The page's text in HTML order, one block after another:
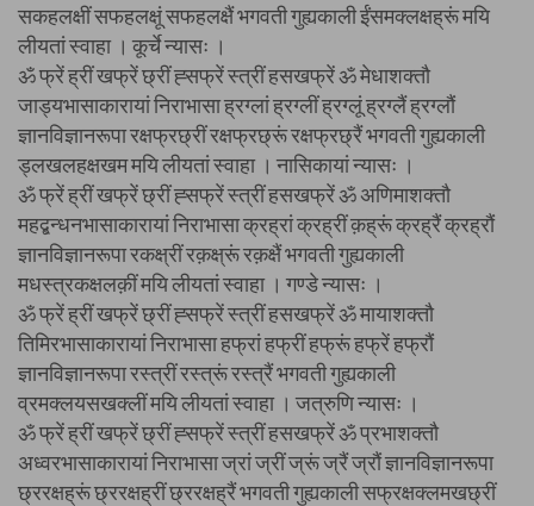
सकहलक्षीं सफहलक्षूं सफहलक्षैं भगवती गुह्यकाली ईंसमक्लक्षह्रूं मयि
लीयतां स्वाहा । कूर्चे न्यासः ।
ॐ फ्रें ह्रीं खफ्रें छ्रीं ह्सफ्रें स्त्रीं हसखफ्रें ॐ मेधाशक्तौ
जाड्यभासाकारायां निराभासा ह्रग्लां ह्रग्लीं ह्रग्लूं ह्रग्लैं ह्रग्लौं
ज्ञानविज्ञानरूपा रक्षफ्रछ्रीं रक्षफ्रछ्रूं रक्षफ्रछ्रैं भगवती गुह्यकाली
ड्लखलहक्षखम मयि लीयतां स्वाहा । नासिकायां न्यासः ।
ॐ फ्रें ह्रीं खफ्रें छ्रीं ह्सफ्रें स्त्रीं हसखफ्रें ॐ अणिमाशक्तौ
महद्बन्धनभासाकारायां निराभासा क्रह्रां क्रह्रीं क़ह्रूं क्रह्रैं क्रह्रौं
ज्ञानविज्ञानरूपा रकक्ष्रीं रक़क्ष्रूं रक़क्षैं भगवती गुह्यकाली
मधस्त्रकक्षलक़ीं मयि लीयतां स्वाहा । गण्डे न्यासः ।
ॐ फ्रें ह्रीं खफ्रें छ्रीं ह्सफ्रें स्त्रीं हसखफ्रें ॐ मायाशक्तौ
तिमिरभासाकारायां निराभासा हफ्रां हफ्रीं हफ्रूं हफ्रें हफ्रौं
ज्ञानविज्ञानरूपा रस्त्रीं रस्त्रूं रस्त्रैं भगवती गुह्यकाली
व्रमक्लयसखक्लीं मयि लीयतां स्वाहा । जत्रुणि न्यासः ।
ॐ फ्रें ह्रीं खफ्रें छ्रीं ह्सफ्रें स्त्रीं हसखफ्रें ॐ प्रभाशक्तौ
अध्वरभासाकारायां निराभासा ज्रां ज्रीं ज्रूं ज्रैं ज्रौं ज्ञानविज्ञानरूपा
छ्ररक्षह्रूं छ्ररक्षह्रीं छ्ररक्षह्रैं भगवती गुह्यकाली सफ्रक्षक्लमखछ्रीं